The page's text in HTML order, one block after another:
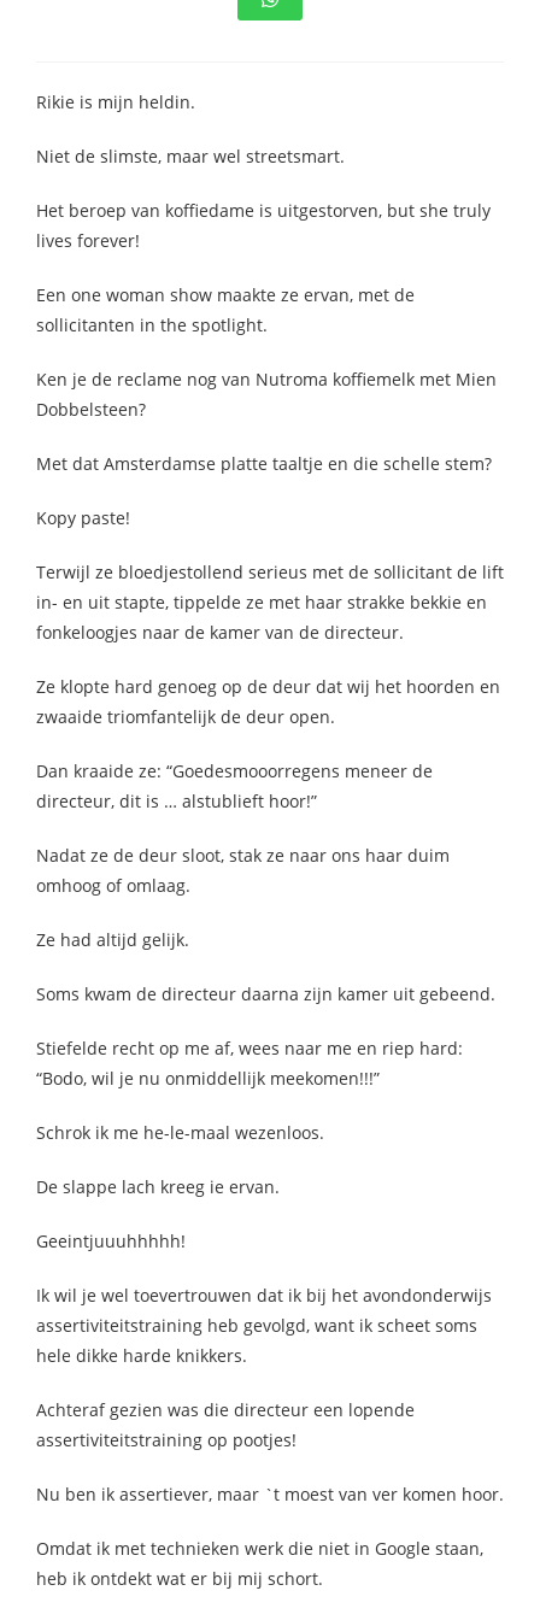
Rikie is mijn heldin.
Niet de slimste, maar wel streetsmart.
Het beroep van koffiedame is uitgestorven, but she truly
lives forever!
Een one woman show maakte ze ervan, met de
sollicitanten in the spotlight.
Ken je de reclame nog van Nutroma koffiemelk met Mien
Dobbelsteen?
Met dat Amsterdamse platte taaltje en die schelle stem?
Kopy paste!
Terwijl ze bloedjestollend serieus met de sollicitant de lift
in- en uit stapte, tippelde ze met haar strakke bekkie en
fonkeloogjes naar de kamer van de directeur.
Ze klopte hard genoeg op de deur dat wij het hoorden en
zwaaide triomfantelijk de deur open.
Dan kraaide ze: “Goedesmooorregens meneer de
directeur, dit is … alstublieft hoor!”
Nadat ze de deur sloot, stak ze naar ons haar duim
omhoog of omlaag.
Ze had altijd gelijk.
Soms kwam de directeur daarna zijn kamer uit gebeend.
Stiefelde recht op me af, wees naar me en riep hard:
“Bodo, wil je nu onmiddellijk meekomen!!!”
Schrok ik me he-le-maal wezenloos.
De slappe lach kreeg ie ervan.
Geeintjuuuhhhhh!
Ik wil je wel toevertrouwen dat ik bij het avondonderwijs
assertiviteitstraining heb gevolgd, want ik scheet soms
hele dikke harde knikkers.
Achteraf gezien was die directeur een lopende
assertiviteitstraining op pootjes!
Nu ben ik assertiever, maar `t moest van ver komen hoor.
Omdat ik met technieken werk die niet in Google staan,
heb ik ontdekt wat er bij mij schort.
om
over
van
te
van